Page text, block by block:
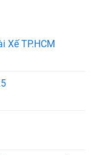
Xế TP.HCM